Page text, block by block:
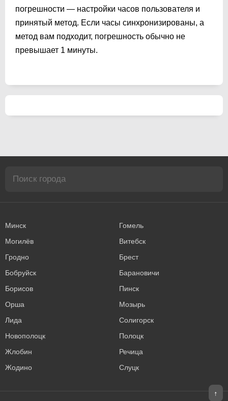
погрешности — настройки часов пользователя и
принятый метод. Если часы синхронизированы, а
метод вам подходит, погрешность обычно не
превышает 1 минуты.
Минск
Гомель
Могилёв
Витебск
Гродно
Брест
Бобруйск
Барановичи
Борисов
Пинск
Орша
Мозырь
Лида
Солигорск
Новополоцк
Полоцк
Жлобин
Речица
Жодино
Слуцк
↑